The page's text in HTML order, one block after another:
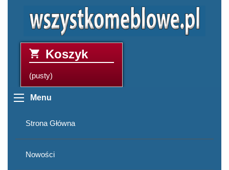
Koszyk
(pusty)
Menu
Strona Główna
Nowości